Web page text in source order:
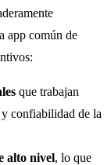
app común de
que trabajan
confiabilidad de la
alto nivel, lo que